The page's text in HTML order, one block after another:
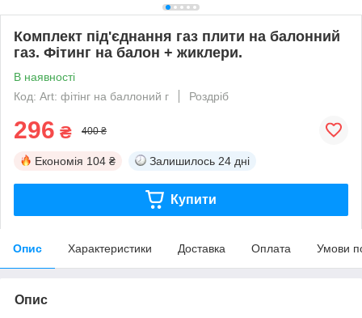
Комплект під'єднання газ плити на балонний
газ. Фітинг на балон + жиклери.
В наявності
Код: Art: фітінг на баллоний г
Роздріб
296 ₴ 400 ₴
Економія 104 ₴ Залишилось 24 дні
Купити
Опис Характеристики Доставка Оплата Умови
Опис